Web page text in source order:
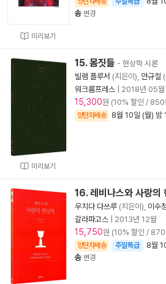
미리보기
송 변경
미리보기
15. 몸짓들 - 현상학 시론
빌렘 플루서 (지은이), 안규철
워크룸프레스
2018년 05월
15,300원 (10% 할인 / 850
양탄자배송 8월 10일 (월) 밤
16. 레비나스와 사랑의
우치다 다쓰루 (지은이), 이수
갈라파고스
2013년 12월
15,750원 (10% 할인 / 870
양탄자배송 주말특급 8월
송 변경